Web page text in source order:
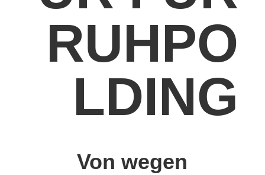
RUHPO
LDING
Von wegen